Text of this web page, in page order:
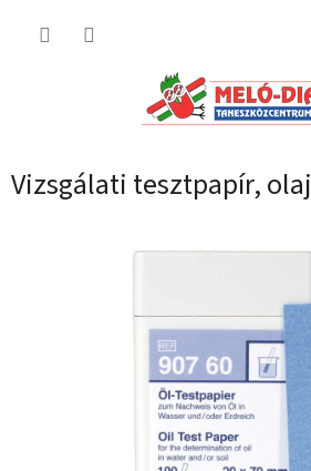
Vizsgálati tesztpapír, olaj